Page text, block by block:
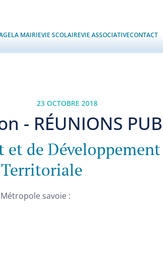
LA MAIRIEVIE SCOLAIREVIE ASSOCIATIVECONTACT
23 OCTOBRE 2018
- RÉUNIONS
et de
Territoriale
savoie :